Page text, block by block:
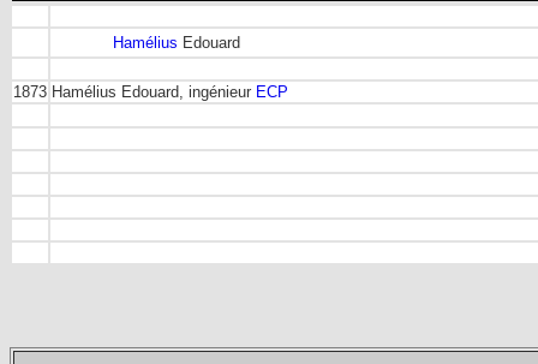
Hamélius Edouard
1873 Hamélius Edouard, ingénieur ECP